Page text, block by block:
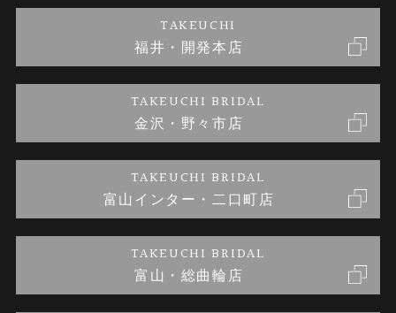
婚約ネックレス
金・プラチナのお取引
ブランドリスト
金澤指輪工房｜手作りペアリング
金澤指輪工房｜手作り結婚指輪 and 婚約指輪
金澤指輪工房｜手作り婚約指輪プロポーズプラン
お客様の声
プライバシーポリシー
TAKEUCHI
福井・開発本店
TAKEUCHI BRIDAL
金沢・野々市店
TAKEUCHI BRIDAL
富山インター・二口町店
TAKEUCHI BRIDAL
富山・総曲輪店